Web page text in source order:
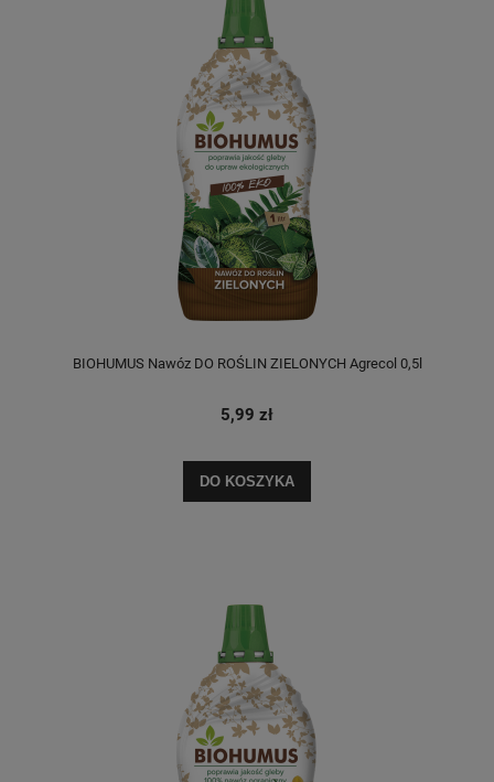
BIOHUMUS Nawóz DO ROŚLIN ZIELONYCH Agrecol 0,5l
5,99 zł
DO KOSZYKA